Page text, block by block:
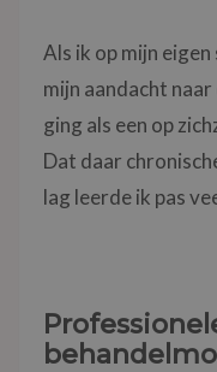
Als ik op mijn
mijn aandacht
ging als een op
Dat daar
lag leerde ik pas